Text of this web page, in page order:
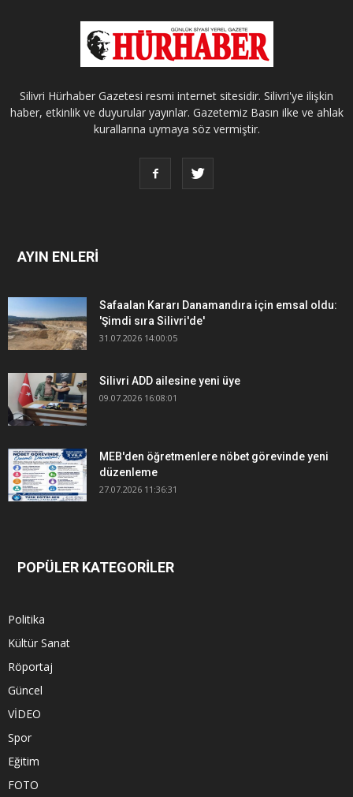
Silivri Hürhaber Gazetesi resmi internet sitesidir. Silivri'ye ilişkin
haber, etkinlik ve duyurular yayınlar. Gazetemiz Basın ilke ve ahlak
kurallarına uymaya söz vermiştir.
AYIN ENLERİ
Safaalan Kararı Danamandıra için emsal oldu:
'Şimdi sıra Silivri'de'
31.07.2026 14:00:05
Silivri ADD ailesine yeni üye
09.07.2026 16:08:01
MEB'den öğretmenlere nöbet görevinde yeni
düzenleme
27.07.2026 11:36:31
POPÜLER KATEGORİLER
Politika
Kültür Sanat
Röportaj
Güncel
VİDEO
Spor
Eğitim
FOTO